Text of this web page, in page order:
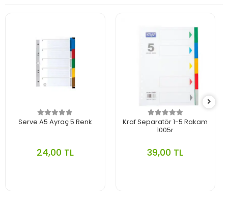
Serve A5 Ayraç 5 Renk
24,00 TL
Kraf Separatör 1-5 Rakam
1005r
39,00 TL